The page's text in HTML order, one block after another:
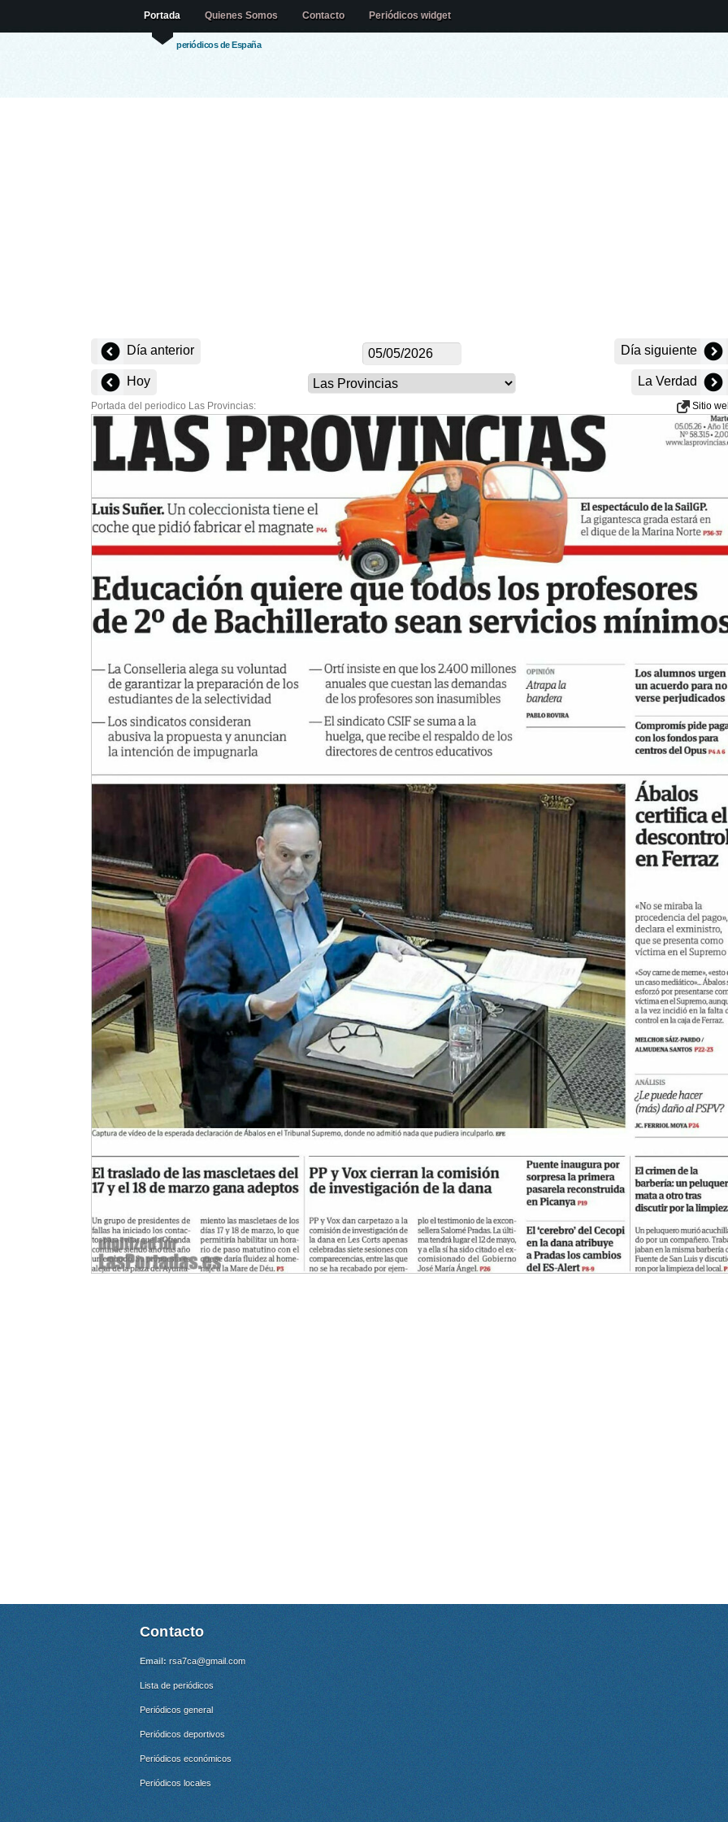
periódicos de España
Portada Quienes Somos Contacto Periódicos widget
Día anterior Día siguiente
Hoy La Verdad
Portada del periodico Las Provincias: Sitio
Contacto
Email: rsa7ca@gmail.com
Lista de periódicos
Periódicos general
Periódicos deportivos
Periódicos económicos
Periódicos locales